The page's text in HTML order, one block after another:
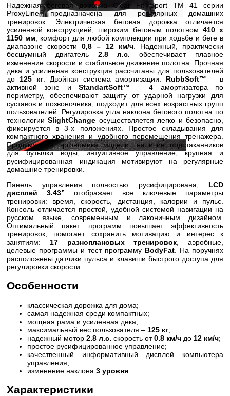
Надежная беговая дорожка Clear Fit Sport TM 41 серии
ProxyLine предназначена для регулярных домашних
тренировок. Электрическая беговая дорожка отличается
усиленной конструкцией, широким беговым полотном 410 х
1150 мм , комфорт для любой комплекции при ходьбе и беге в
диапазоне скорости0,8 – 12 км/ч. Надежный, практически
бесшумный двигатель 2.8 л.с. обеспечивает плавное
изменение скорости и стабильное движение полотна. Прочная
дека и усиленная конструкция рассчитаны для пользователей
до 125 кг. Двойная система амортизации: RubbSoft™ – в
активной зоне иStandartSoft™ – 4 амортизатора по
периметру, обеспечивают защиту от ударной нагрузки для
суставов и позвоночника, подходит для всех возрастных групп
пользователей. Регулировка угла наклона бегового полотна по
технологииSlightChange осуществляется легко и безопасно,
фиксируется в 3-х положениях. Простое складывания для
компактного хранения и удобного перемещения тренажера.
Продуманная эргономика модели, наличие подстаканников
для бутылки воды, интуитивное управление, крупная и
русифицированная индикация мотивируют на регулярные
домашние тренировки.
Панель управления полностью русифицирована, LСD
дисплей 3.43” отображает все ключевые параметры
тренировки: время, скорость, дистанция, калории и пульс.
Консоль отличается простой, удобной системой навигации на
русском языке, современным и лаконичным дизайном.
Оптимальный пакет программ повышает эффективность
тренировок, помогает сохранить мотивацию и интерес к
занятиям: 17 разноплановых тренировок , аэробные,
целевые программы и тест программу BodyFat . На поручнях
расположены датчики пульса и клавиши быстрого доступа для
регулировки скорости.
Особенности
классическая дорожка для дома;
самая надежная среди компактных;
мощная рама и усиленная дека;
максимальный вес пользователя – 125 кг;
надежный мотор 2.8 л.с. скорость от0.8 км/ч до 12 км/ч;
простое русифицированное управление;
качественный информативный дисплей компьютера
управления;
изменение наклона 3 уровня
Характеристики